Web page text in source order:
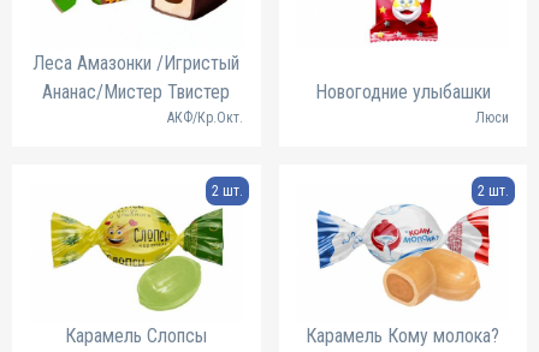
Леса Амазонки /Игристый
Ананас/Мистер Твистер
АКФ/Кр.Окт.
Новогодние улыбашки
Люси
Карамель Слопсы
2 шт.
Карамель Кому молока?
2 шт.